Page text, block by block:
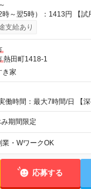
：1413円 【試用期間】試用期間あり
さ：1ヶ月 雇用形態、給与
態は30日（※条件変更なし
支給あり
熱田町1418-1
き家
働時間：最大7時間/日 【
2h～OK◎ ※22:00から翌
（18歳未満の深夜業務禁止の
以上での勤務を行います
期間限定
業・WワークOK
応募する